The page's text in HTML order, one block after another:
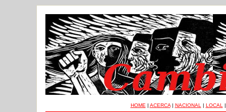
HOME | ACERCA| NACIONAL | LOCAL